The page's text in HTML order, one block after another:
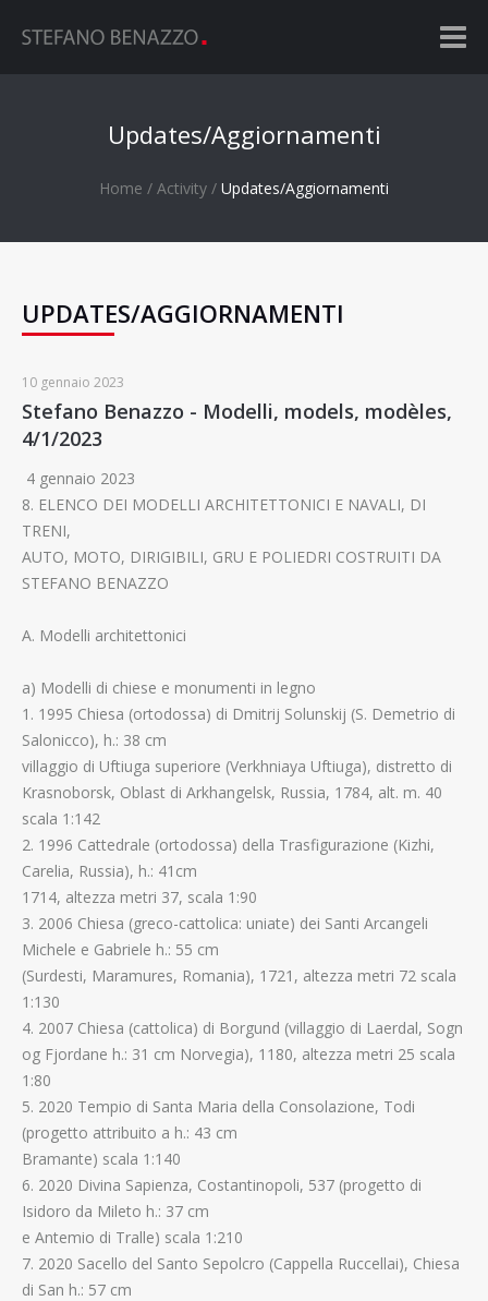
Updates/Aggiornamenti
Home Activity Updates/Aggiornamenti
UPDATES/AGGIORNAMENTI
10 gennaio 2023
Stefano Benazzo - Modelli, models, modèles,
4/1/2023
4 gennaio 2023
8. ELENCO DEI MODELLI ARCHITETTONICI E NAVALI, DI
TRENI,
AUTO, MOTO, DIRIGIBILI, GRU E POLIEDRI COSTRUITI DA
STEFANO BENAZZO
A. Modelli architettonici
a) Modelli di chiese e monumenti in legno
1. 1995 Chiesa (ortodossa) di Dmitrij Solunskij (S. Demetrio di
Salonicco), h.: 38 cm
villaggio di Uftiuga superiore (Verkhniaya Uftiuga), distretto di
Krasnoborsk, Oblast di Arkhangelsk, Russia, 1784, alt. m. 40
scala 1:142
2. 1996 Cattedrale (ortodossa) della Trasfigurazione (Kizhi,
Carelia, Russia), h.: 41cm
1714, altezza metri 37, scala 1:90
3. 2006 Chiesa (greco-cattolica: uniate) dei Santi Arcangeli
Michele e Gabriele h.: 55 cm
(Surdesti, Maramures, Romania), 1721, altezza metri 72 scala
1:130
4. 2007 Chiesa (cattolica) di Borgund (villaggio di Laerdal, Sogn
og Fjordane h.: 31 cm Norvegia), 1180, altezza metri 25 scala
1:80
5. 2020 Tempio di Santa Maria della Consolazione, Todi
(progetto attribuito a h.: 43 cm
Bramante) scala 1:140
6. 2020 Divina Sapienza, Costantinopoli, 537 (progetto di
Isidoro da Mileto h.: 37 cm
e Antemio di Tralle) scala 1:210
7. 2020 Sacello del Santo Sepolcro (Cappella Ruccellai), Chiesa
di San h.: 57 cm